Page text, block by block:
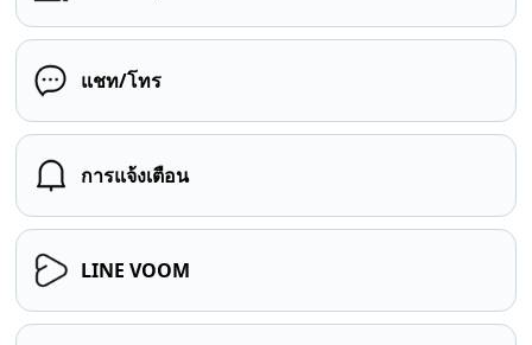
แชท/โทร
การแจ้งเตือน
LINE VOOM